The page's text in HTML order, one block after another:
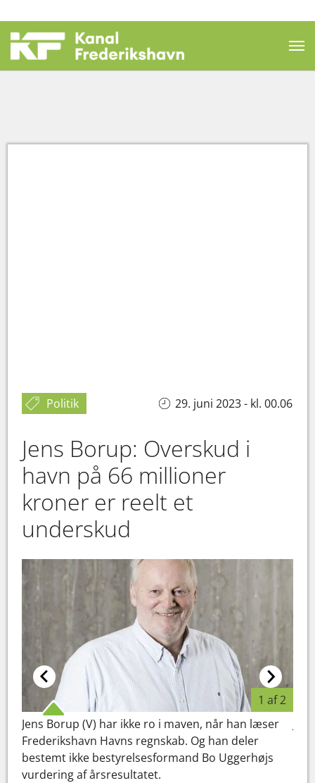
Politik 29. juni 2023 - kl. 00.06
Jens Borup: Overskud i
havn på 66 millioner
kroner er reelt et
underskud
1 af 2
Jens Borup (V) har ikke ro i maven, når han læser
Frederikshavn Havns regnskab. Og han deler
bestemt ikke bestyrelsesformand Bo Uggerhøjs
vurdering af årsresultatet.